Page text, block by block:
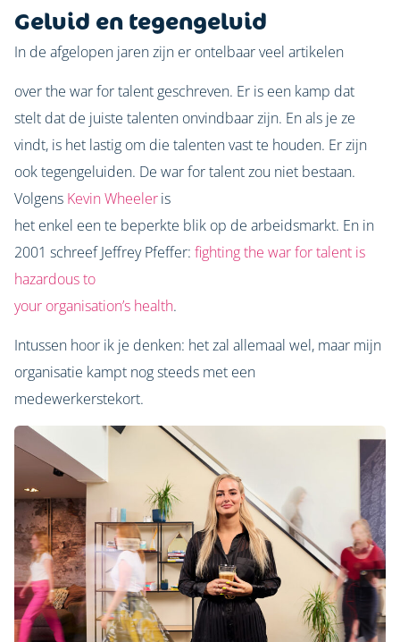
Geluid en tegengeluid
In de afgelopen jaren zijn er ontelbaar veel artikelen
over the war for talent geschreven. Er is een kamp dat
stelt dat de juiste talenten onvindbaar zijn. En als je ze
vindt, is het lastig om die talenten vast te houden. Er zijn
ook tegengeluiden. De war for talent zou niet bestaan.
Volgens Kevin Wheeleris
het enkel een te beperkte blik op de arbeidsmarkt. En in
2001 schreef Jeffrey Pfeffer: fighting the war for talent is
hazardous to
your organisation’s health.
Intussen hoor ik je denken: het zal allemaal wel, maar mijn
organisatie kampt nog steeds met een
medewerkerstekort.